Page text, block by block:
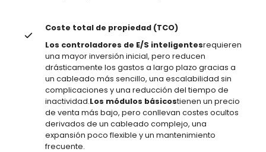
Coste total de propiedad (TCO)
Los controladores de E/S inteligentesrequieren
una mayor inversión inicial, pero reducen
drásticamente los gastos a largo plazo gracias a
un cableado más sencillo, una escalabilidad sin
complicaciones y una reducción del tiempo de
inactividad.Los módulos básicostienen un precio
de venta más bajo, pero conllevan costes ocultos
derivados de un cableado complejo, una
expansión poco flexible y un mantenimiento
frecuente.